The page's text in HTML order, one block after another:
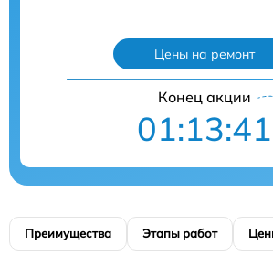
Цены на ремонт
Конец акции
01:13:40
Преимущества Этапы работ